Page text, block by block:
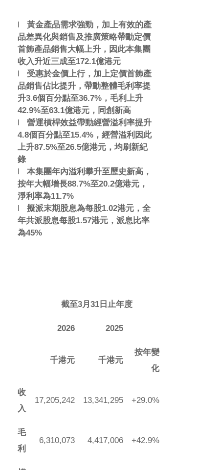
l黃金產品需求強勁，加上有效的產
品差異化與銷售及推廣策略帶動定價
首飾產品銷售大幅上升，因此本集團
收入升近三成至172.1億港元
受惠於金價上行，加上定價首飾產
品銷售佔比提升，帶動整體毛利率提
升3.6個百分點至36.7% ，毛利上升
42.9%至63.1億港元，同創新高
l營運槓桿效益帶動經營溢利率提升
4.8個百分點至15.4% ，經營溢利因此
上升87.5%至26.5億港元，均刷新紀
錄
l本集團年內溢利攀升至歷史新高，
按年大幅增長88.7%至20.2億港元，
淨利率為11.7%
l擬派末期股息為每股1.02港元，全
年共派股息每股1.57港元，派息比率
為45%
截至3月31日止年度
2026 2025
千港元 千港元
按年變
化
收
入
17,205,242 13,341,295 +29.0%
毛
利
6,310,073 4,417,006 +42.9%